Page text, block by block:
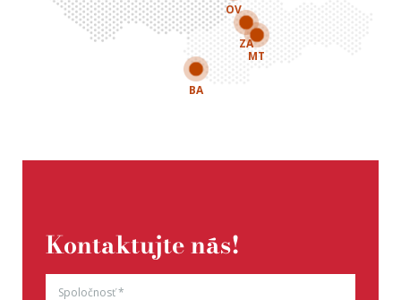
ZA
MT
BA
OV
Kontaktujte nás!